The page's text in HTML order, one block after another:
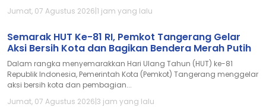
Jumat, 07 Agustus 2026|1 jam yang lalu
Semarak HUT Ke-81 RI, Pemkot Tangerang Gelar
Aksi Bersih Kota dan Bagikan Bendera Merah Putih
Dalam rangka menyemarakkan Hari Ulang Tahun (HUT) ke-81
Republik Indonesia, Pemerintah Kota (Pemkot) Tangerang menggelar
aksi bersih kota dan pembagian...
Jumat, 07 Agustus 2026|3 jam yang lalu